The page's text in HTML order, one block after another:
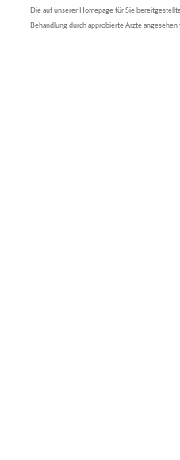
Die auf unserer Homepage für Sie
Behandlung durch approbierte Ärzte